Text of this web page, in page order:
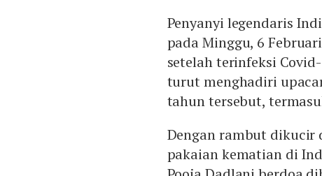
Penyanyi legendaris
pada Minggu, 6
setelah terinfeksi
turut menghadiri
tahun tersebut,
Dengan rambut dikucir
pakaian kematian di